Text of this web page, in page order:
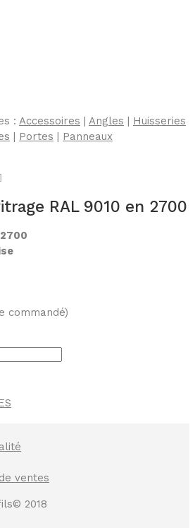
: Accessoires | Angles | Huisseries
| Portes | Panneaux
RAL 9010 en 2700
commandé)
ventes
2018